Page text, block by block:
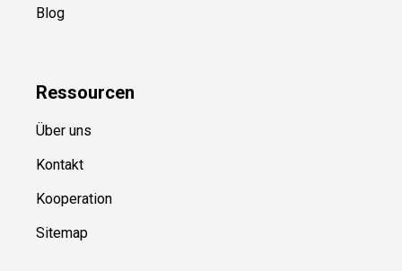
Blog
Ressourcen
Über uns
Kontakt
Kooperation
Sitemap